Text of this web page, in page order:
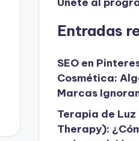
Entradas
SEO en
Cosmética:
Marcas
Terapia de
Therapy):